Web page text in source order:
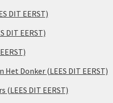
DIT EERST)
DIT EERST)
Donker (LEES DIT EERST)
(LEES DIT EERST)